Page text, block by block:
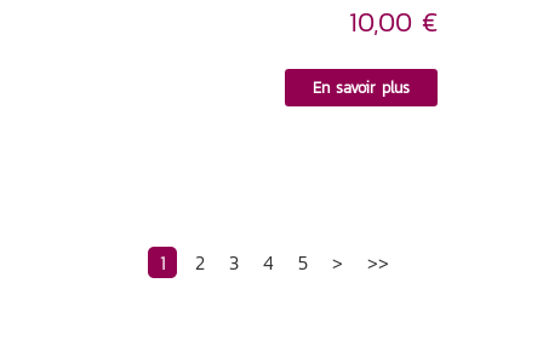
10,00 €
En savoir plus
1 2 3 4 5 > >>